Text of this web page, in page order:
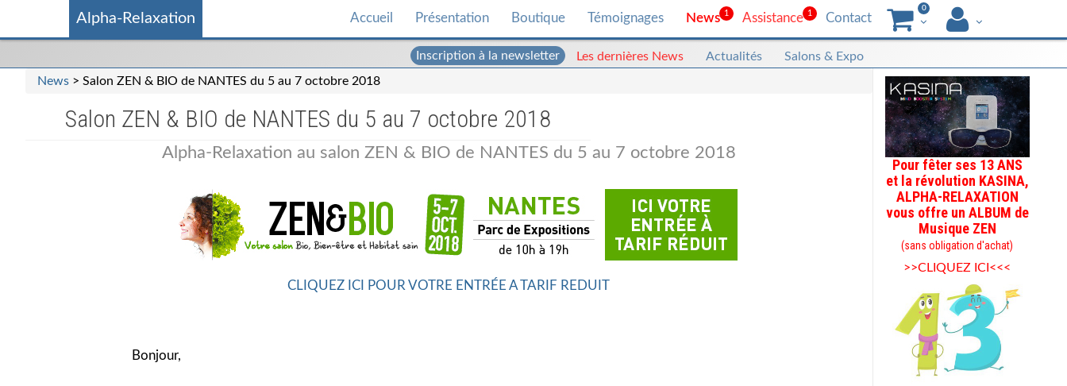
Alpha-Relaxation
0
Accueil Présentation Boutique Témoignages 1
News
Inscription à la newsletter Les dernières News Actualités Salons & Expo
1
Assistance Contact
News > Salon ZEN & BIO de NANTES du 5 au 7 octobre 2018
Salon ZEN & BIO de NANTES du 5 au 7 octobre 2018
Alpha-Relaxation au salon ZEN & BIO de NANTES du 5 au 7 octobre 2018
CLIQUEZ ICI POUR VOTRE ENTRÉE A TARIF REDUIT
Bonjour,
Pour fêter ses 13 ANS
et la révolution KASINA,
ALPHA-RELAXATION
vous offre un ALBUM de
Musique ZEN
(sans obligation d'achat)
>>CLIQUEZ ICI<<<